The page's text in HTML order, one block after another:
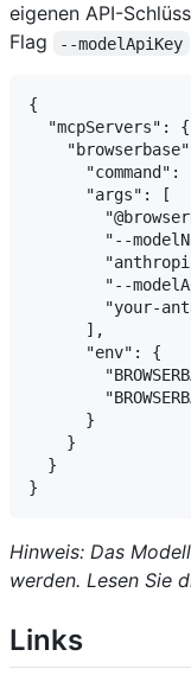
eigenen API-
Flag
--modelApiKey
{
  "mcpServers": {
"command":
      "args": [
"--
"--
"your-
      ],
      "env": {
      }
    }
  }
Hinweis: Das
werden. Lesen Sie
Links